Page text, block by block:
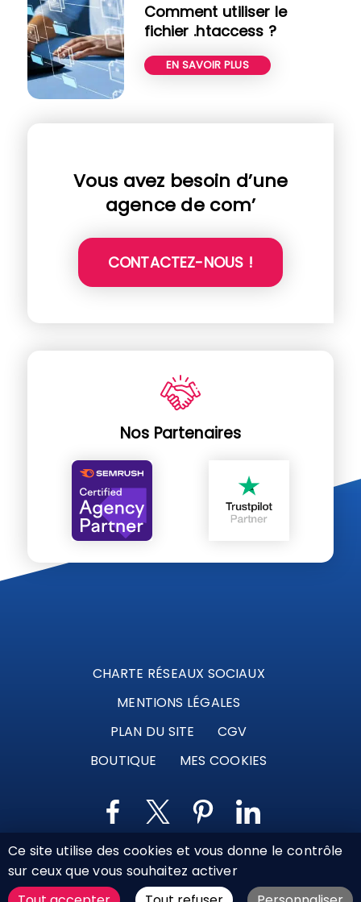
Comment utiliser le
fichier .htaccess ?
EN SAVOIR PLUS
Vous avez besoin d’une
agence de com’
CONTACTEZ-NOUS !
Nos Partenaires
CHARTE RÉSEAUX SOCIAUX
MENTIONS LÉGALES
PLAN DU SITE
CGV
BOUTIQUE
MES COOKIES
Marque déposée © Agence Web Attichy, Compiègne,
Soissons, Noyon, Oise | 2011 / 2026
Ce site utilise des cookies et vous donne le contrôle
sur ceux que vous souhaitez activer